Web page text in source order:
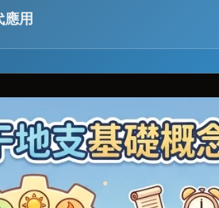
)、丁 (火)、己 (土)、辛 (金)、癸
十二生肖：子(鼠)、醜(牛)、寅
申(猴)、酉(雞)、戌(狗)、亥(豬)
寅、辰、午、申、戌
卯、巳、未、酉、亥
滋生。好似阿媽生仔咁。
可以燒著變火)
完嘅灰燼變成塵土)
表面喺溫差大時會凝結水珠)
以滋潤樹木生長)
Cycle)
農曆嘅「立春」節氣為一年嘅開始
分為十二個時辰，每個時辰兩個
決定。
將你輸入嘅公曆（新曆）生日
應用
八字算命」，透過分析四柱八
人嘅性格、事業、姻緣、健康